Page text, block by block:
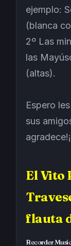
ejemplo:
(blanca
2º Las
las
(altas).
Espero
sus
El Vito
flauta
Recorder